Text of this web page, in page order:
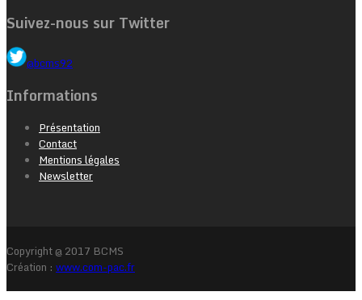
Suivez-nous sur Twitter
@bcms92
Informations
Présentation
Contact
Mentions légales
Newsletter
Copyright @ 2017 BCMS
Création : www.com-pac.fr